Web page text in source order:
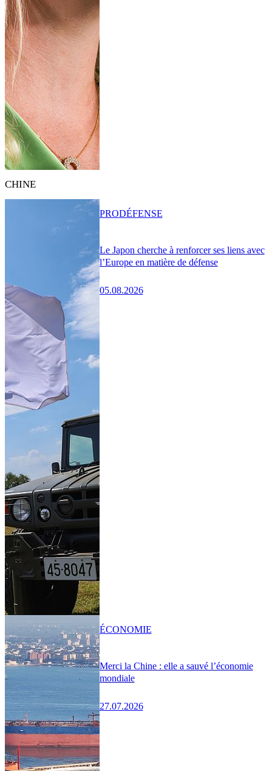
CHINE
Le Japon cherche à renforcer ses liens avec
l’Europe en matière de défense
05.08.2026
PRODÉFENSE
Merci la Chine : elle a sauvé l’économie
mondiale
27.07.2026
ÉCONOMIE